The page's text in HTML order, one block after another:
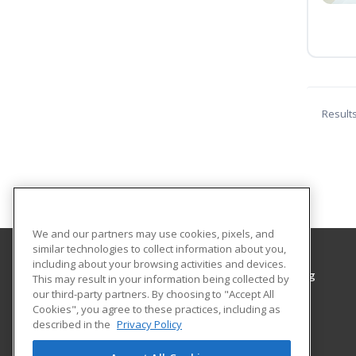
Grayson College, Center for Workplace Learning
Center for Workplace Learning
6101 Grayson Drive
Denison, TX 75020 US
We and our partners may use cookies, pixels, and
similar technologies to collect information about you,
including about your browsing activities and devices.
This may result in your information being collected by
our third-party partners. By choosing to "Accept All
Cookies", you agree to these practices, including as
described in the Privacy Policy